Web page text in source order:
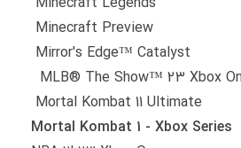
Minecraft Preview
Mirror's Edge™ Catalyst
MLB® The Show™ 23 Xbox
Mortal Kombat 11 Ultimate
Mortal Kombat 1 - Xbox Series